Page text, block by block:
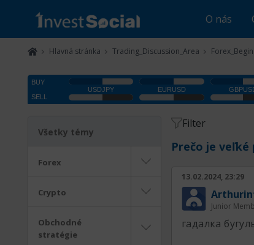
O nás
Hlavná stránka Trading_Discussion_Area
Všetky témy
Forex
Crypto
Obchodné
stratégie
Filter
Prečo je
13.02.2024, 23:29
Junior
гадалка